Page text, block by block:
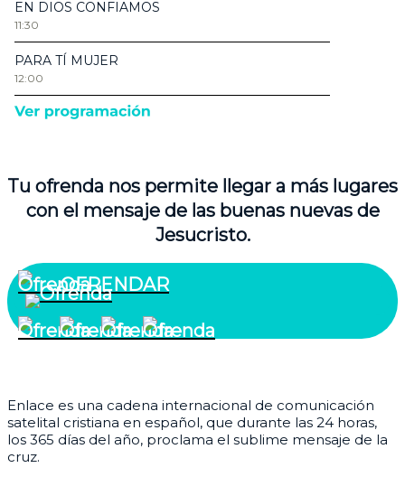
Tu ofrenda nos permite llegar a más lugares
con el mensaje de las buenas nuevas de
Jesucristo.
OFRENDAR
Enlace es una cadena internacional de comunicación
satelital cristiana en español, que durante las 24 horas,
los 365 días del año, proclama el sublime mensaje de la
cruz.